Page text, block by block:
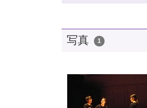
写真 1